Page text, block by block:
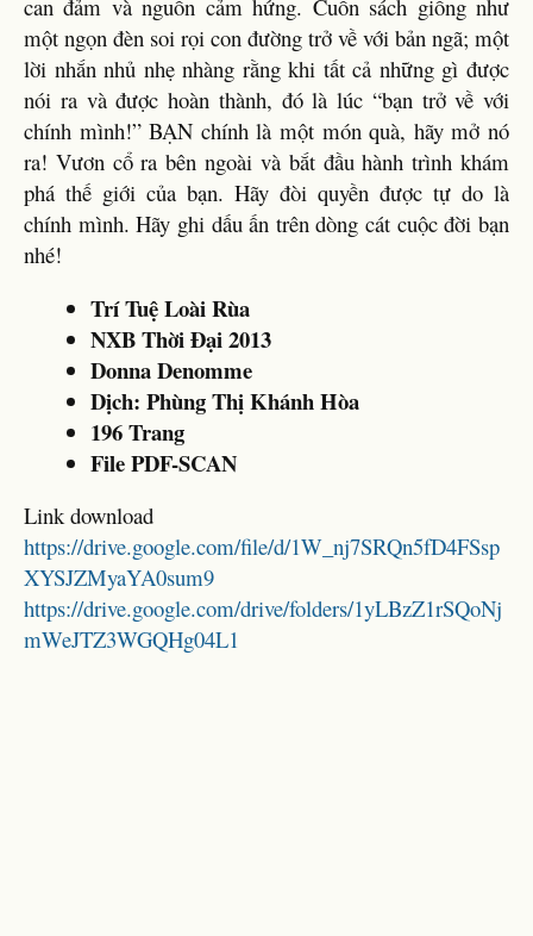
can đảm và nguồn cảm hứng. Cuốn sách giống như
một ngọn đèn soi rọi con đường trở về với bản ngã; một
lời nhắn nhủ nhẹ nhàng rằng khi tất cả những gì được
nói ra và được hoàn thành, đó là lúc “bạn trở về với
chính mình!” BẠN chính là một món quà, hãy mở nó
ra! Vươn cổ ra bên ngoài và bắt đầu hành trình khám
phá thế giới của bạn. Hãy đòi quyền được tự do là
chính mình. Hãy ghi dấu ấn trên dòng cát cuộc đời bạn
nhé!
Trí Tuệ Loài Rùa
NXB Thời Đại 2013
Donna Denomme
Dịch: Phùng Thị Khánh Hòa
196 Trang
File PDF-SCAN
Link download
https://drive.google.com/file/d/1W_nj7SRQn5fD4FSsp
XYSJZMyaYA0sum9
https://drive.google.com/drive/folders/1yLBzZ1rSQoNj
mWeJTZ3WGQHg04L1